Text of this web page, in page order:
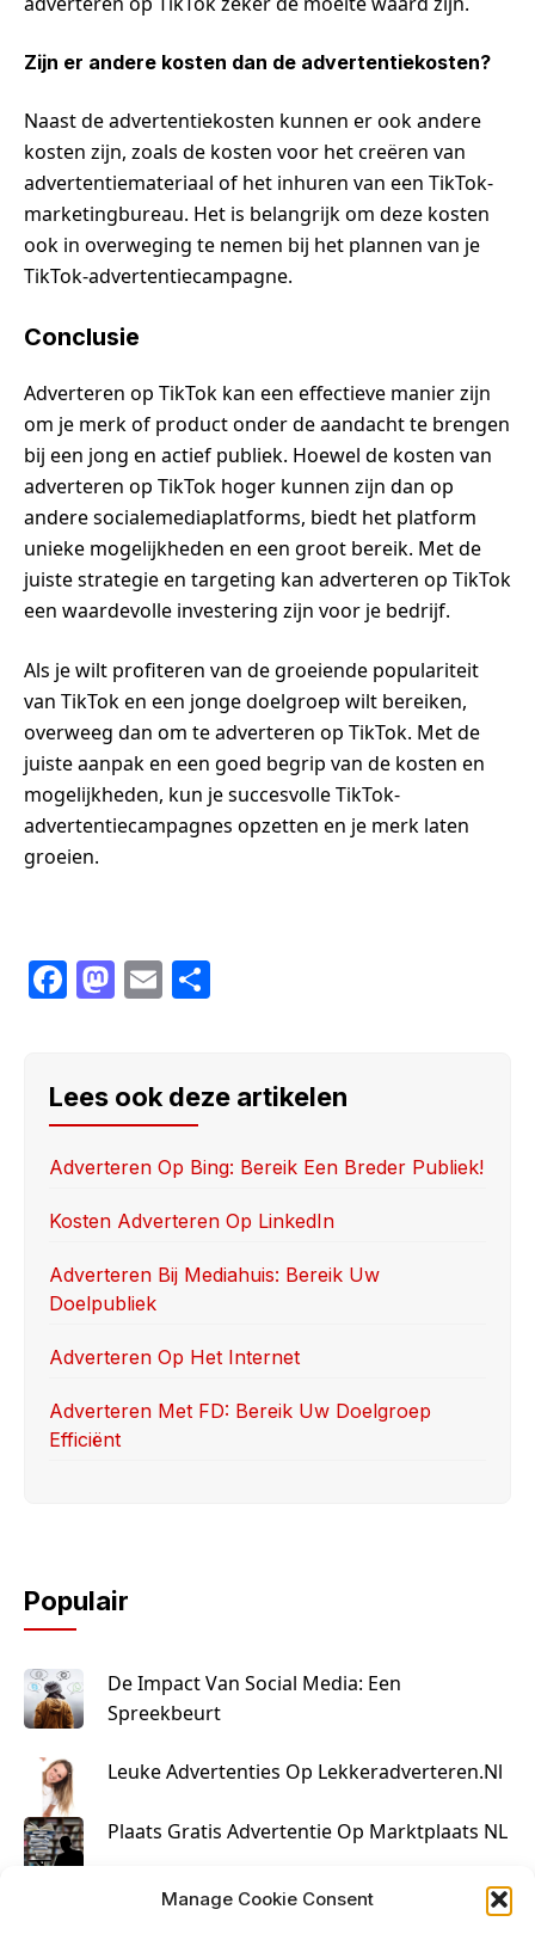
Manage Cookie Consent
Zijn er andere kosten dan de advertentiekosten?
Naast de advertentiekosten kunnen er ook andere
kosten zijn, zoals de kosten voor het creëren van
advertentiemateriaal of het inhuren van een TikTok-
marketingbureau. Het is belangrijk om deze kosten
ook in overweging te nemen bij het plannen van je
TikTok-advertentiecampagne.
Conclusie
Adverteren op TikTok kan een effectieve manier zijn
om je merk of product onder de aandacht te brengen
bij een jong en actief publiek. Hoewel de kosten van
adverteren op TikTok hoger kunnen zijn dan op
andere socialemediaplatforms, biedt het platform
unieke mogelijkheden en een groot bereik. Met de
juiste strategie en targeting kan adverteren op TikTok
een waardevolle investering zijn voor je bedrijf.
Als je wilt profiteren van de groeiende populariteit
van TikTok en een jonge doelgroep wilt bereiken,
overweeg dan om te adverteren op TikTok. Met de
juiste aanpak en een goed begrip van de kosten en
mogelijkheden, kun je succesvolle TikTok-
advertentiecampagnes opzetten en je merk laten
groeien.
F
e
b
o
o
M
o
d
o
n
E
e
Lees ook deze artikelen
Adverteren Op Bing: Bereik Een Breder Publiek!
Kosten Adverteren Op LinkedIn
Adverteren Bij Mediahuis: Bereik Uw
Doelpubliek
Adverteren Op Het Internet
Adverteren Met FD: Bereik Uw Doelgroep
Efficiënt
Populair
De Impact Van Social Media: Een
Spreekbeurt
Leuke Advertenties Op Lekkeradverteren.nl
Plaats Gratis Advertentie Op Marktplaats NL
Kruisbestuiving Voor Succesvolle Marketing